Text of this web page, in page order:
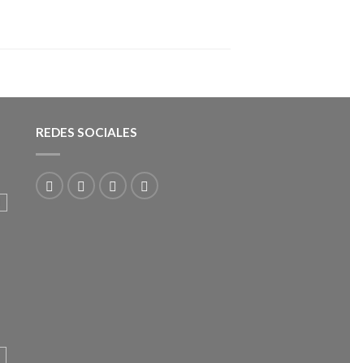
REDES SOCIALES